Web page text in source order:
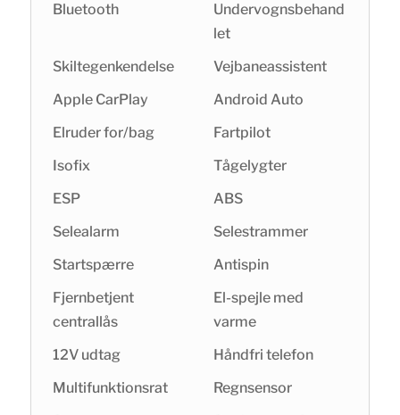
Bluetooth
Undervognsbehand
let
Skiltegenkendelse
Vejbaneassistent
Apple CarPlay
Android Auto
Elruder for/bag
Fartpilot
Isofix
Tågelygter
ESP
ABS
Selealarm
Selestrammer
Startspærre
Antispin
Fjernbetjent
centrallås
El-spejle med
varme
12V udtag
Håndfri telefon
Multifunktionsrat
Regnsensor